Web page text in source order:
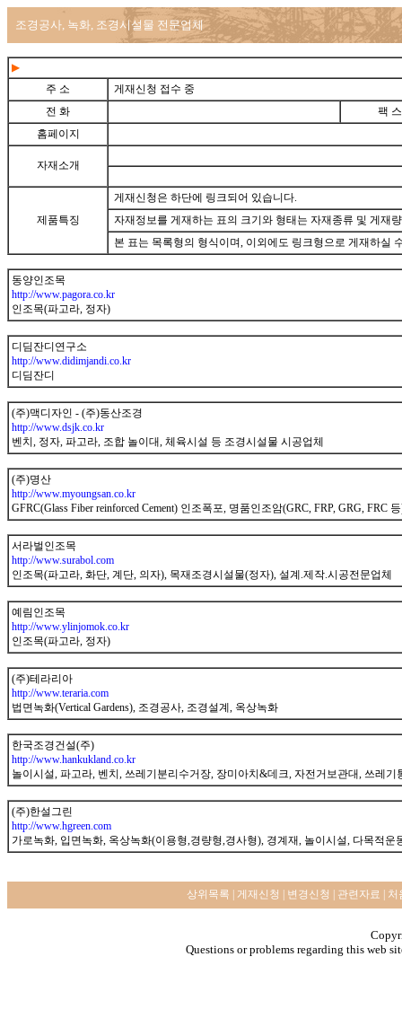
조경공사, 녹화, 조경시설물 전문업체
▶
주 소
게재신청 접수 중
전 화
팩 스
홈페이지
자재소개
제품특징
게재신청은 하단에 링크되어 있습니다.
자재정보를 게재하는 표의 크기와 형태는 자재종류 및 게재
본 표는 목록형의 형식이며, 이외에도 링크형으로 게재하실
동양인조목
http://www.pagora.co.kr
인조목(파고라, 정자)
디딤잔디연구소
http://www.didimjandi.co.kr
디딤잔디
(주)맥디자인 - (주)동산조경
http://www.dsjk.co.kr
벤치, 정자, 파고라, 조합 놀이대, 체육시설 등 조경시설물 시공업체
(주)명산
http://www.myoungsan.co.kr
GFRC(Glass Fiber reinforced Cement) 인조폭포, 명품인조암(GRC, FRP, GRG, FRC
서라벌인조목
http://www.surabol.com
인조목(파고라, 화단, 계단, 의자), 목재조경시설물(정자), 설계.제작.시공전문업체
예림인조목
http://www.ylinjomok.co.kr
인조목(파고라, 정자)
(주)테라리아
http://www.teraria.com
법면녹화(Vertical Gardens), 조경공사, 조경설계, 옥상녹화
한국조경건설(주)
http://www.hankukland.co.kr
놀이시설, 파고라, 벤치, 쓰레기분리수거장, 장미아치&데크, 자전거보관대, 쓰레기
(주)한설그린
http://www.hgreen.com
가로녹화, 입면녹화, 옥상녹화(이용형,경량형,경사형), 경계재, 놀이시설, 다목적운
상위목록 게재신청 변경신청 관련자료 처
Questions or problems regarding this web